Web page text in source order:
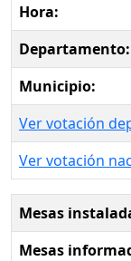
Hora:
Departamento:
Municipio:
Ver votación
Ver votación
Mesas
Mesas